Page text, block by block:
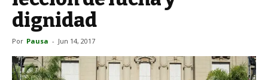
dignidad
Por Pausa - Jun 14, 2017